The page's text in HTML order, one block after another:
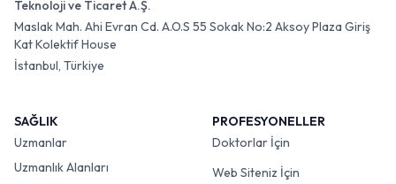
Teknoloji ve Ticaret A.Ş.
Maslak Mah. Ahi Evran Cd. A.O.S 55 Sokak No:2 Aksoy Plaza Giriş
Kat Kolektif House
İstanbul, Türkiye
SAĞLIK
Uzmanlar
Uzmanlık Alanları
PROFESYONELLER
Doktorlar İçin
Web Siteniz İçin